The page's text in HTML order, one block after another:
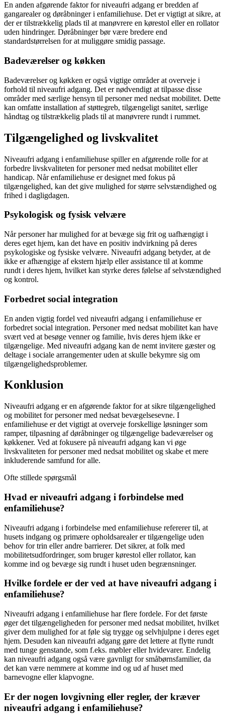
En anden afgørende faktor for niveaufri adgang er bredden af
gangarealer og døråbninger i enfamiliehuse. Det er vigtigt at sikre, at
der er tilstrækkelig plads til at manøvrere en kørestol eller en rollator
uden hindringer. Døråbninger bør være bredere end
standardstørrelsen for at muliggøre smidig passage.
Badeværelser og køkken
Badeværelser og køkken er også vigtige områder at overveje i
forhold til niveaufri adgang. Det er nødvendigt at tilpasse disse
områder med særlige hensyn til personer med nedsat mobilitet. Dette
kan omfatte installation af støttegreb, tilgængeligt sanitet, særlige
håndtag og tilstrækkelig plads til at manøvrere rundt i rummet.
Tilgængelighed og livskvalitet
Niveaufri adgang i enfamiliehuse spiller en afgørende rolle for at
forbedre livskvaliteten for personer med nedsat mobilitet eller
handicap. Når enfamiliehuse er designet med fokus på
tilgængelighed, kan det give mulighed for større selvstændighed og
frihed i dagligdagen.
Psykologisk og fysisk velvære
Når personer har mulighed for at bevæge sig frit og uafhængigt i
deres eget hjem, kan det have en positiv indvirkning på deres
psykologiske og fysiske velvære. Niveaufri adgang betyder, at de
ikke er afhængige af ekstern hjælp eller assistance til at komme
rundt i deres hjem, hvilket kan styrke deres følelse af selvstændighed
og kontrol.
Forbedret social integration
En anden vigtig fordel ved niveaufri adgang i enfamiliehuse er
forbedret social integration. Personer med nedsat mobilitet kan have
svært ved at besøge venner og familie, hvis deres hjem ikke er
tilgængelige. Med niveaufri adgang kan de nemt invitere gæster og
deltage i sociale arrangementer uden at skulle bekymre sig om
tilgængelighedsproblemer.
Konklusion
Niveaufri adgang er en afgørende faktor for at sikre tilgængelighed
og mobilitet for personer med nedsat bevægelsesevne. I
enfamiliehuse er det vigtigt at overveje forskellige løsninger som
ramper, tilpasning af døråbninger og tilgængelige badeværelser og
køkkener. Ved at fokusere på niveaufri adgang kan vi øge
livskvaliteten for personer med nedsat mobilitet og skabe et mere
inkluderende samfund for alle.
Ofte stillede spørgsmål
Hvad er niveaufri adgang i forbindelse med
enfamiliehuse?
Niveaufri adgang i forbindelse med enfamiliehuse refererer til, at
husets indgang og primære opholdsarealer er tilgængelige uden
behov for trin eller andre barrierer. Det sikrer, at folk med
mobilitetsudfordringer, som bruger kørestol eller rollator, kan
komme ind og bevæge sig rundt i huset uden begrænsninger.
Hvilke fordele er der ved at have niveaufri adgang i
enfamiliehuse?
Niveaufri adgang i enfamiliehuse har flere fordele. For det første
øger det tilgængeligheden for personer med nedsat mobilitet, hvilket
giver dem mulighed for at føle sig trygge og selvhjulpne i deres eget
hjem. Desuden kan niveaufri adgang gøre det lettere at flytte rundt
med tunge genstande, som f.eks. møbler eller hvidevarer. Endelig
kan niveaufri adgang også være gavnligt for småbørnsfamilier, da
det kan være nemmere at komme ind og ud af huset med
barnevogne eller klapvogne.
Er der nogen lovgivning eller regler, der kræver
niveaufri adgang i enfamiliehuse?